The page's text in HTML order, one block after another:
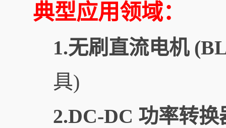
典型应用领域：
1.无刷直流电机
具)
2.DC-DC 功率转换